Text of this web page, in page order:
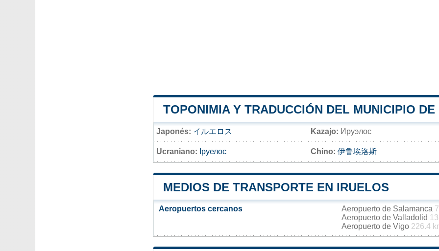
TOPONIMIA Y TRADUCCIÓN DEL MUNICIPIO DE
Japonés: イルエロス Kazajo: Ируэлос
Ucraniano: Іруелос Chino: 伊鲁埃洛斯
MEDIOS DE TRANSPORTE EN IRUELOS
Aeropuertos cercanos Aeropuerto de Salamanca
Aeropuerto de Valladolid
Aeropuerto de Vigo 226.4